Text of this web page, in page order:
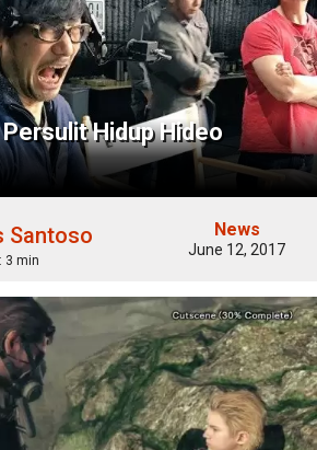
Hidup Hideo
Santoso
3 min
News
June 12, 2017